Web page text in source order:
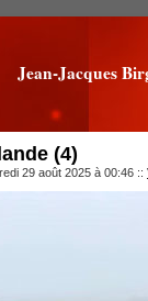
Jean-Jacques
(4)
29 août 2025 à 00:46 ::